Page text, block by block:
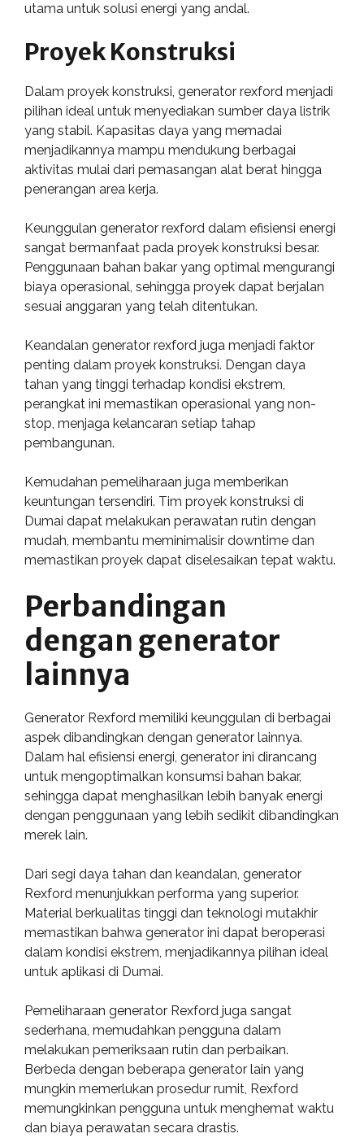
utama untuk solusi energi yang andal.
Proyek Konstruksi
Dalam proyek konstruksi, generator rexford menjadi
pilihan ideal untuk menyediakan sumber daya listrik
yang stabil. Kapasitas daya yang memadai
menjadikannya mampu mendukung berbagai
aktivitas mulai dari pemasangan alat berat hingga
penerangan area kerja.
Keunggulan generator rexford dalam efisiensi energi
sangat bermanfaat pada proyek konstruksi besar.
Penggunaan bahan bakar yang optimal mengurangi
biaya operasional, sehingga proyek dapat berjalan
sesuai anggaran yang telah ditentukan.
Keandalan generator rexford juga menjadi faktor
penting dalam proyek konstruksi. Dengan daya
tahan yang tinggi terhadap kondisi ekstrem,
perangkat ini memastikan operasional yang non-
stop, menjaga kelancaran setiap tahap
pembangunan.
Kemudahan pemeliharaan juga memberikan
keuntungan tersendiri. Tim proyek konstruksi di
Dumai dapat melakukan perawatan rutin dengan
mudah, membantu meminimalisir downtime dan
memastikan proyek dapat diselesaikan tepat waktu.
Perbandingan
dengan generator
lainnya
Generator Rexford memiliki keunggulan di berbagai
aspek dibandingkan dengan generator lainnya.
Dalam hal efisiensi energi, generator ini dirancang
untuk mengoptimalkan konsumsi bahan bakar,
sehingga dapat menghasilkan lebih banyak energi
dengan penggunaan yang lebih sedikit dibandingkan
merek lain.
Dari segi daya tahan dan keandalan, generator
Rexford menunjukkan performa yang superior.
Material berkualitas tinggi dan teknologi mutakhir
memastikan bahwa generator ini dapat beroperasi
dalam kondisi ekstrem, menjadikannya pilihan ideal
untuk aplikasi di Dumai.
Pemeliharaan generator Rexford juga sangat
sederhana, memudahkan pengguna dalam
melakukan pemeriksaan rutin dan perbaikan.
Berbeda dengan beberapa generator lain yang
mungkin memerlukan prosedur rumit, Rexford
memungkinkan pengguna untuk menghemat waktu
dan biaya perawatan secara drastis.